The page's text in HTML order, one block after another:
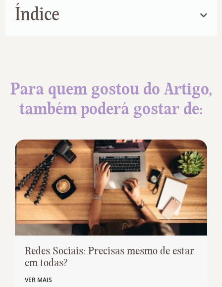
Índice
Para quem gostou do Artigo,
também poderá gostar de:
Redes Sociais: Precisas mesmo de estar
em todas?
VER MAIS